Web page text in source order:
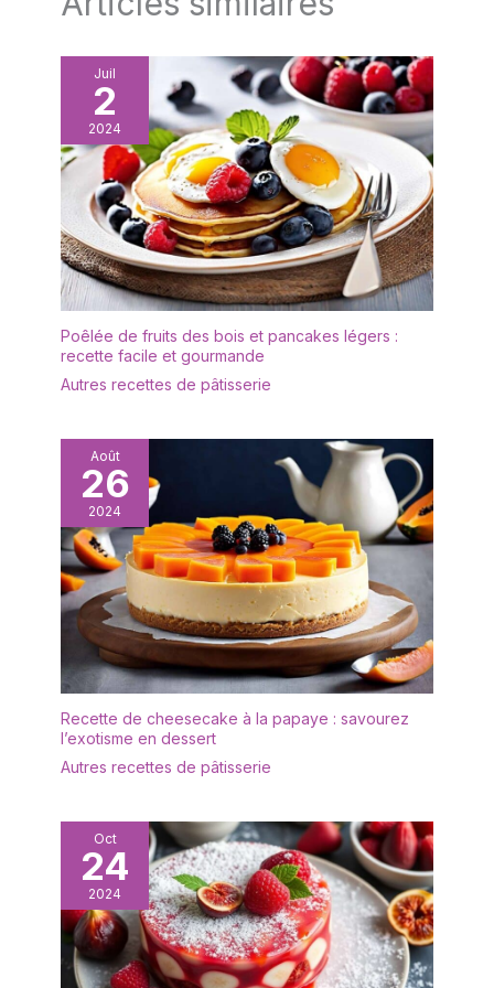
séchées ou des figurines
de dôme classique
permet une visibilité
parfaite sous tous les
angles. [Protection &
Mise en Valeur] Utilisez
cette cloche en verre
avec socle comme un
écrin protecteur contre la
poussière et l'humidité.
C'est l'accessoire
indispensable pour les
souhaitant préserver
l'éclat de leurs souvenirs
tout en les transformant
d'exposition artistique.
[Polyvalence Créative
Sans Limite] Cette glass
cloche s'adapte à toutes
vos envies de décoration
: créez un mini terrarium
pour plantes grasses, un
centre de table féerique
pour un mariage, ou
exposez vos bijoux
préférés sur une
commode. Elle convient
parfaitement au salon, à
vitrines de boutiques.
Nous savons que la
transparence et la
sécurité sont
essentielles. Le dôme
est fabriqué en verre de
haute qualité, et
l'ensemble est
Juil
2
2024
Poêlée de fruits des bois et pancakes légers :
recette facile et gourmande
Autres recettes de pâtisserie
Août
26
2024
Recette de cheesecake à la papaye : savourez
l’exotisme en dessert
Autres recettes de pâtisserie
Oct
24
2024